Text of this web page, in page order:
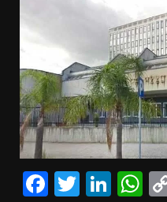
Facebook
Twitter